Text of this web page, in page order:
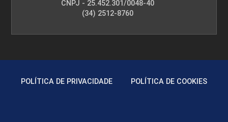
CNPJ - 25.452.301/0048-40
(34) 2512-8760
POLÍTICA DE PRIVACIDADE POLÍTICA DE COOKIES